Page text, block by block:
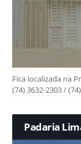
Fica localizada na
(74) 3632-2303 /
Padaria